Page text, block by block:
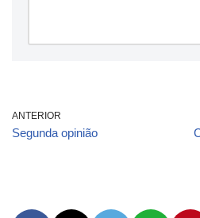
ANTERIOR
Segunda opinião